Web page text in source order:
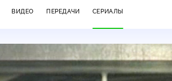
ВИДЕО ПЕРЕДАЧИ СЕРИАЛЫ